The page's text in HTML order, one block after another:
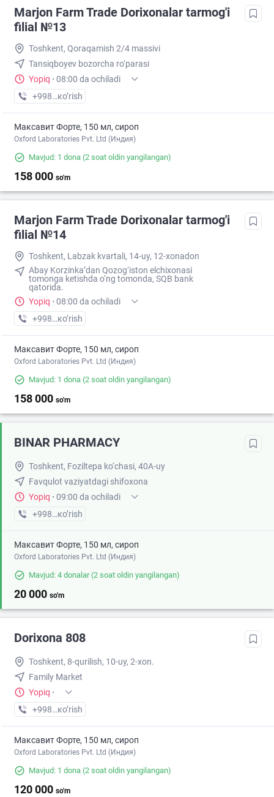
Marjon Farm Trade Dorixonalar tarmog'i
filial №13
Toshkent, Qoraqamish 2/4 massivi
Tansiqboyev bozorcha ro‘parasi
Yopiq · 08:00 da ochiladi
+998 (77) XXX-XX-XX
кo’rish
Максавит Форте, 150 мл, сироп
Oxford Laboratories Pvt. Ltd (Индия)
Mavjud: 1 dona (2 soat oldin yangilangan)
158 000 so'm
Marjon Farm Trade Dorixonalar tarmog'i
filial №14
Toshkent, Labzak kvartali, 14-uy, 12-xonadon
Abay Korzinka’dan Qozog‘iston elchixonasi
tomonga ketishda o‘ng tomonda, SQB bank
qatorida.
Yopiq · 08:00 da ochiladi
+998 (77) XXX-XX-XX
кo’rish
Максавит Форте, 150 мл, сироп
Oxford Laboratories Pvt. Ltd (Индия)
Mavjud: 1 dona (2 soat oldin yangilangan)
158 000 so'm
BINAR PHARMACY
Toshkent, Foziltepa ko‘chasi, 40A-uy
Favqulot vaziyatdagi shifoxona
Yopiq · 09:00 da ochiladi
+998 (95) XXX-XX-XX
кo’rish
Максавит Форте, 150 мл, сироп
Oxford Laboratories Pvt. Ltd (Индия)
Mavjud: 4 donalar(2 soat oldin yangilangan)
20 000 so'm
Dorixona 808
Toshkent, 8-qurilish, 10-uy, 2-xon.
Family Market
Yopiq ·
+998 (94) XXX-XX-XX
кo’rish
Максавит Форте, 150 мл, сироп
Oxford Laboratories Pvt. Ltd (Индия)
Mavjud: 1 dona (2 soat oldin yangilangan)
120 000 so'm